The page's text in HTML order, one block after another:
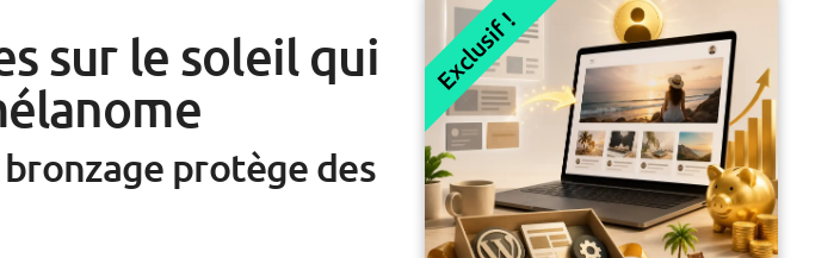
sur le soleil qui
bronzage protège des
Exclusif !